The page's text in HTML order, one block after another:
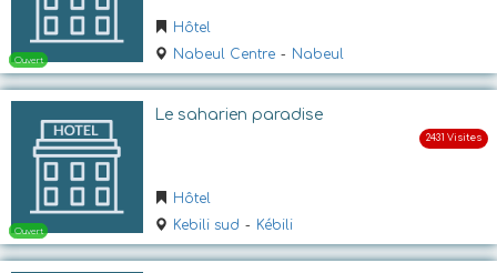
Ouvert
Hôtel
Nabeul Centre - Nabeul
Le saharien paradise
Hôtel
Kebili sud - Kébili